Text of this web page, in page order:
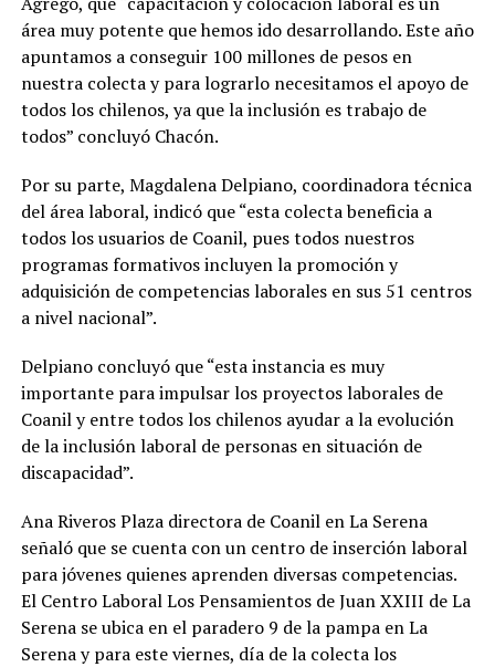
área muy potente que hemos ido desarrollando. Este año
apuntamos a conseguir 100 millones de pesos en
nuestra colecta y para lograrlo necesitamos el apoyo de
todos los chilenos, ya que la inclusión es trabajo de
todos” concluyó Chacón.
Por su parte, Magdalena Delpiano, coordinadora técnica
del área laboral, indicó que “esta colecta beneficia a
todos los usuarios de Coanil, pues todos nuestros
programas formativos incluyen la promoción y
adquisición de competencias laborales en sus 51 centros
a nivel nacional”.
Delpiano concluyó que “esta instancia es muy
importante para impulsar los proyectos laborales de
Coanil y entre todos los chilenos ayudar a la evolución
de la inclusión laboral de personas en situación de
discapacidad”.
Ana Riveros Plaza directora de Coanil en La Serena
señaló que se cuenta con un centro de inserción laboral
para jóvenes quienes aprenden diversas competencias.
El Centro Laboral Los Pensamientos de Juan XXIII de La
Serena se ubica en el paradero 9 de la pampa en La
Serena y para este viernes, día de la colecta los